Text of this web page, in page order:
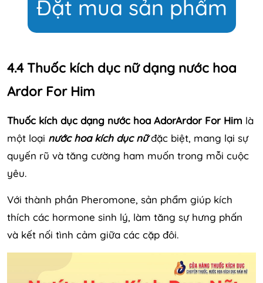
Đặt mua sản phẩm
4.4 Thuốc kích dục nữ dạng nước hoa
Ardor For Him
Thuốc kích dục dạng nước hoa AdorArdor For Him là
một loại nước hoa kích dục nữđặc biệt, mang lại sự
quyến rũ và tăng cường ham muốn trong mỗi cuộc
yêu.
Với thành phần Pheromone, sản phẩm giúp kích
thích các hormone sinh lý, làm tăng sự hưng phấn
và kết nối tình cảm giữa các cặp đôi.